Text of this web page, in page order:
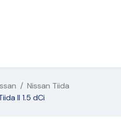
Nissan Tiida
II 1.5 dCi